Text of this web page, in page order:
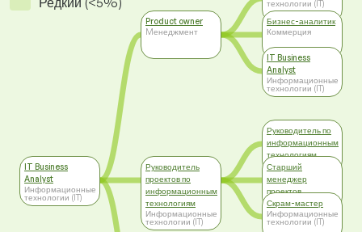
IT Business
Analyst
Информационные
технологии (IT)
Product owner
Mенеджмент
Руководитель
проектов по
информационным
технологиям
Информационные
технологии (IT)
технологии (IT)
Бизнес-аналитик
Коммерция
IT Business
Analyst
Информационные
технологии (IT)
Руководитель по
информационным
технологиям
Mенеджмент
Старший
менеджер
проектов
Mенеджмент
Скрам-мастер
Информационные
технологии (IT)